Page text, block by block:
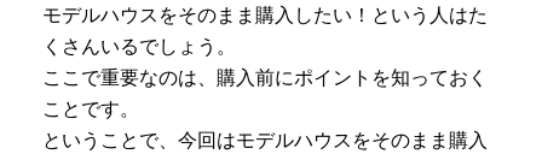
モデルハウスをそのまま購入したい！という人はた
くさんいるでしょう。
ここで重要なのは、購入前にポイントを知っておく
ことです。
ということで、今回はモデルハウスをそのまま購入